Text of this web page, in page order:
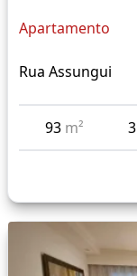
Apartamento
Rua Assungui
93 m² 3